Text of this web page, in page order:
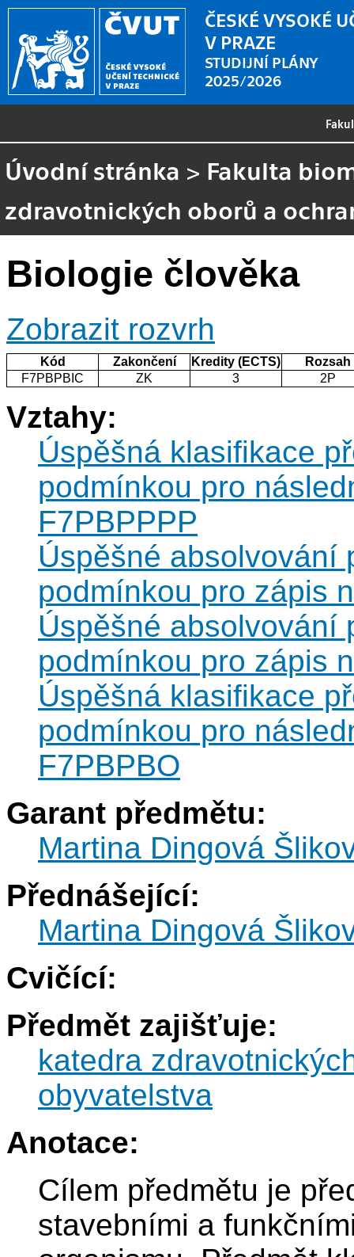
ČESKÉ VYSOKÉ
V PRAZE
STUDIJNÍ PLÁNY
2025/2026
Úvodní stránka > Fakulta
zdravotnických oborů a
Biologie člověka
Zobrazit rozvrh
Kód Zakončení Kredity (ECTS)
Rozsah
F7PBPBIC
ZK 3 2P
Vztahy:
Úspěšná klasifikace
podmínkou pro
F7PBPPPP
Úspěšné absolvování
podmínkou pro zápis
Úspěšné absolvování
podmínkou pro zápis
Úspěšná klasifikace
podmínkou pro
F7PBPBO
Garant předmětu:
Martina Dingová
Přednášející:
Martina Dingová
Cvičící:
Předmět zajišťuje:
katedra
obyvatelstva
Anotace:
Cílem předmětu je
stavebními a